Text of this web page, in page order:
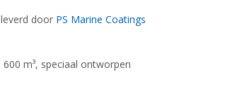
door PS Marine Coatings
m³, speciaal ontworpen